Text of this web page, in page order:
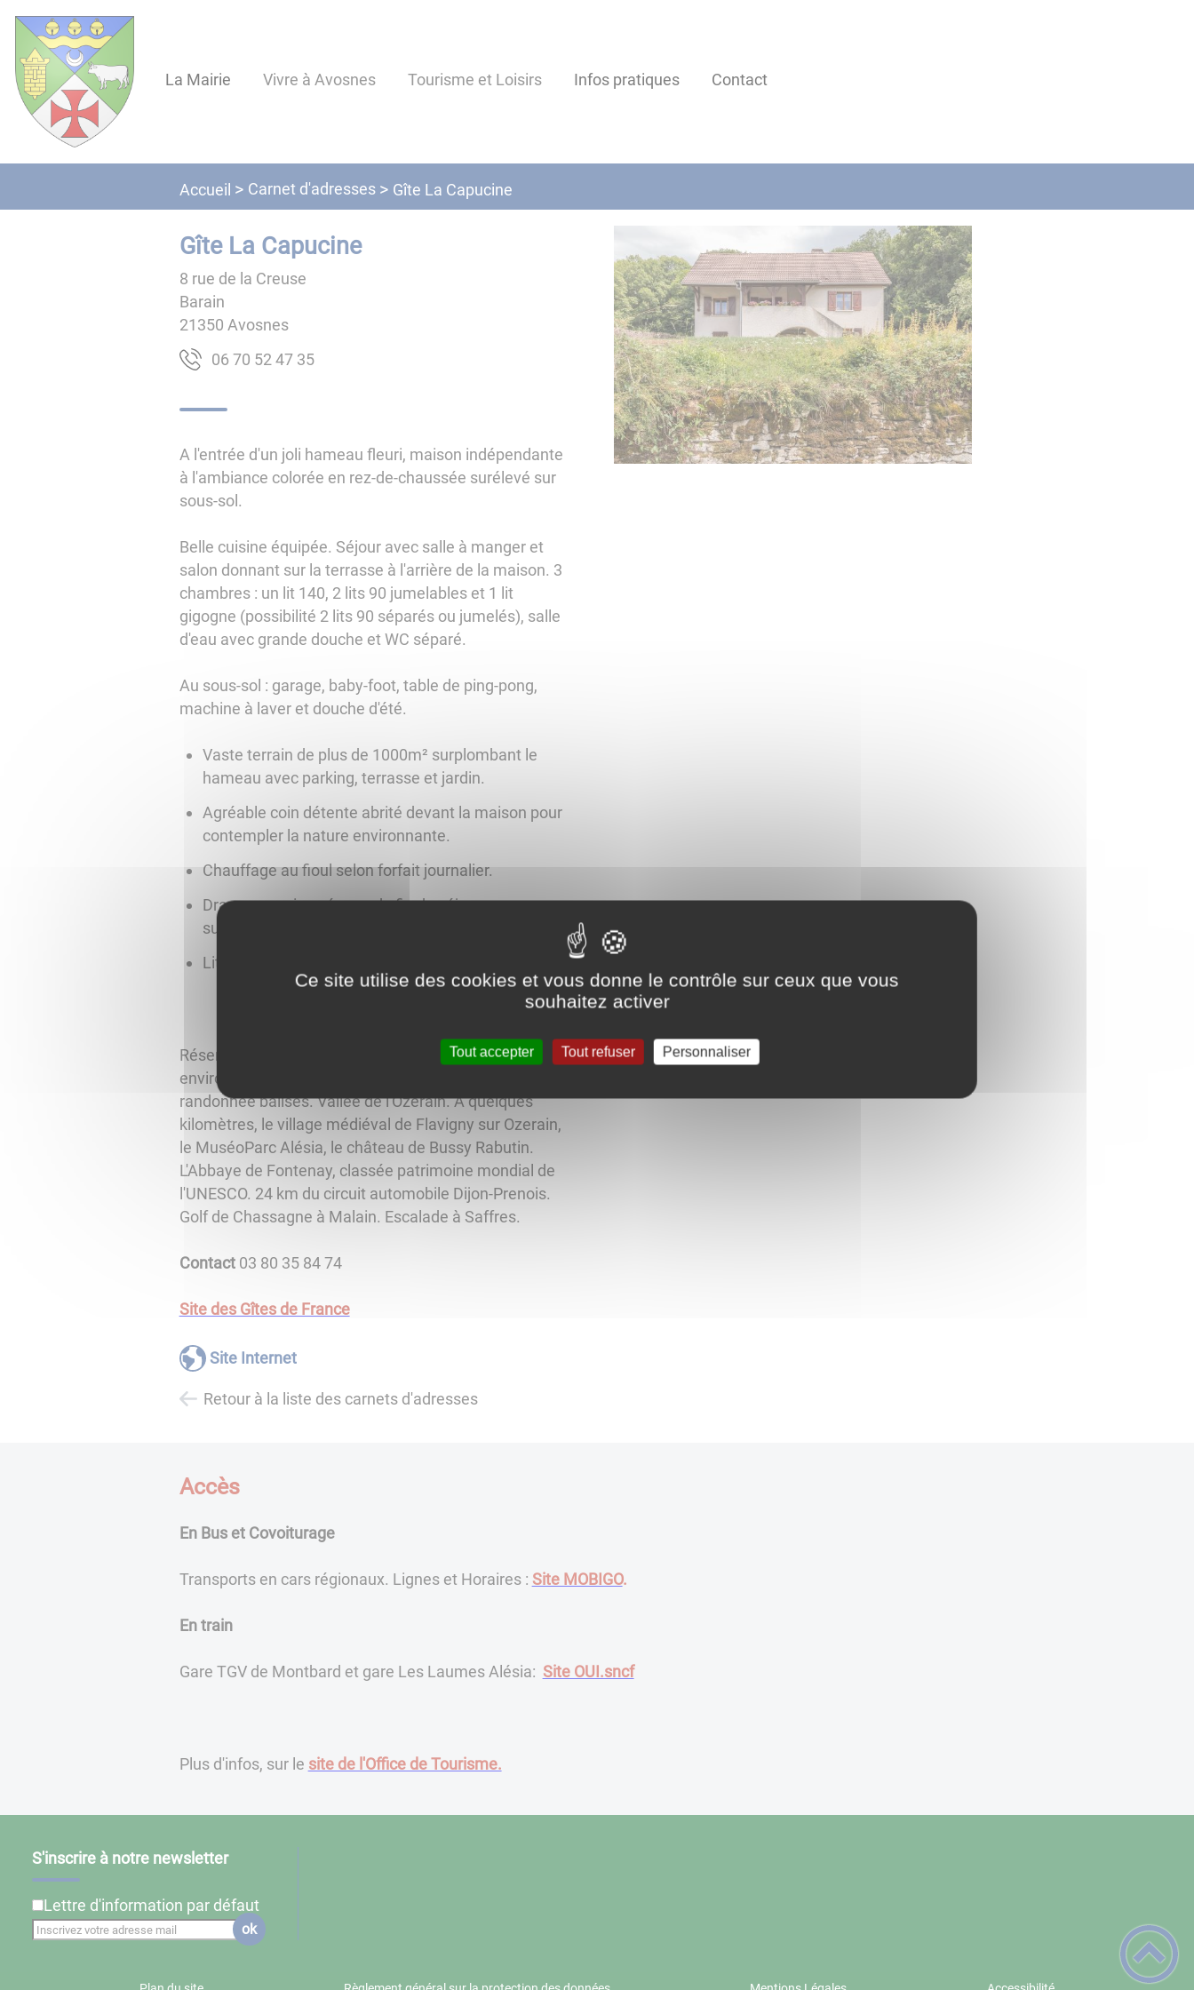
d'accès
rapide
au
menu
d'accès
rapide
au
contenu
principal
d'accès
rapide
recherche
d'accès
rapide
au
pied
La Mairie Vivre à Avosnes Tourisme et Loisirs Infos pratiques Contact
Accueil Carnet d'adresses Gîte La Capucine
Gîte La Capucine
8 rue de la Creuse
Barain
21350 Avosnes
53 74 25 07 60
A l'entrée d'un joli hameau fleuri, maison indépendante
à l'ambiance colorée en rez-de-chaussée surélevé sur
sous-sol.
Belle cuisine équipée. Séjour avec salle à manger et
salon donnant sur la terrasse à l'arrière de la maison. 3
chambres : un lit 140, 2 lits 90 jumelables et 1 lit
gigogne (possibilité 2 lits 90 séparés ou jumelés), salle
d'eau avec grande douche et WC séparé.
Au sous-sol : garage, baby-foot, table de ping-pong,
machine à laver et douche d'été.
Vaste terrain de plus de 1000m² surplombant le
hameau avec parking, terrasse et jardin.
Agréable coin détente abrité devant la maison pour
contempler la nature environnante.
Chauffage au fioul selon forfait journalier.
Draps compris, ménage de fin de séjour en
supplément.
Lit bébé à disposition.
Réservoir de Grosbois à 10 minutes (baignade, pêche)
environnement verdoyant avec forêt et sentiers de
randonnée balisés. Vallée de l'Ozerain. A quelques
kilomètres, le village médiéval de Flavigny sur Ozerain,
le MuséoParc Alésia, le château de Bussy Rabutin.
L'Abbaye de Fontenay, classée patrimoine mondial de
l'UNESCO. 24 km du circuit automobile Dijon-Prenois.
Golf de Chassagne à Malain. Escalade à Saffres.
Contact03 80 35 84 74
Site des Gîtes de France
Site Internet
Retour à la liste des carnets d'adresses
Accès
En Bus et Covoiturage
Transports en cars régionaux. Lignes et Horaires : Site MOBIGO.
En train
Gare TGV de Montbard et gare Les Laumes Alésia: Site OUI.sncf
Plus d'infos, sur le site de l'Office de Tourisme.
S'inscrire à notre newsletter
Lettre d'information par défaut
ok
Panneau de gestion des cookies
Ce site utilise des cookies et vous donne le contrôle sur ceux que vous
souhaitez activer
Tout accepter Tout refuser Personnaliser